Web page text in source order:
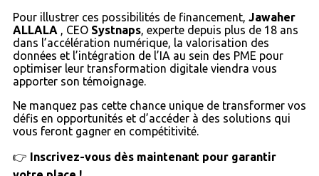
Pour illustrer ces possibilités de financement, Jawaher
ALLALA , CEO Systnaps, experte depuis plus de 18 ans
dans l’accélération numérique, la valorisation des
données et l’intégration de l’IA au sein des PME pour
optimiser leur transformation digitale viendra vous
apporter son témoignage.
Ne manquez pas cette chance unique de transformer vos
défis en opportunités et d’accéder à des solutions qui
vous feront gagner en compétitivité.
👉 Inscrivez-vous dès maintenant pour garantir